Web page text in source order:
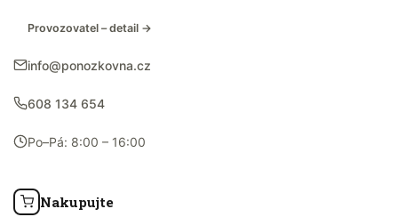
Provozovatel – detail →
info@ponozkovna.cz
608 134 654
Po–Pá: 8:00 – 16:00
Nakupujte